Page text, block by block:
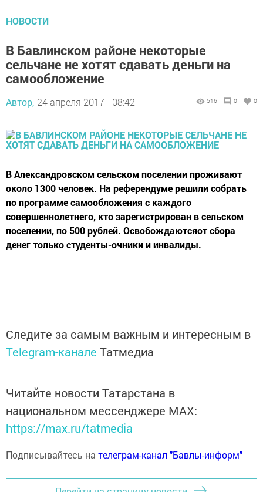
НОВОСТИ
В Бавлинском районе некоторые
сельчане не хотят сдавать деньги на
самообложение
Автор, 24 апреля 2017 - 08:42 516 0 0
В Александровском сельском поселении проживают
около 1300 человек. На референдуме решили собрать
по программе самообложения с каждого
совершеннолетнего, кто зарегистрирован в сельском
поселении, по 500 рублей. Освобождаютсяот сбора
денег только студенты-очники и инвалиды.
Следите за самым важным и интересным в
Telegram-канале Татмедиа
Читайте новости Татарстана в
национальном мессенджере MАХ:
https://max.ru/tatmedia
Подписывайтесь на телеграм-канал "Бавлы-информ"